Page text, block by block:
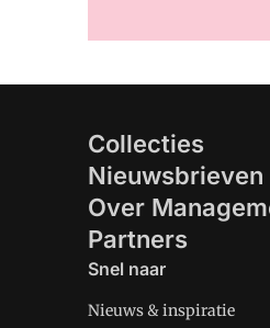
Collecties
Nieuwsbrieven
Over
Partners
Snel naar
Nieuws & inspiratie